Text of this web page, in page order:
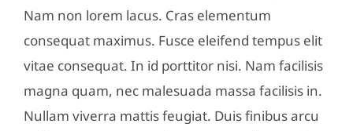
Nam non lorem lacus. Cras elementum
consequat maximus. Fusce eleifend tempus elit
vitae consequat. In id porttitor nisi. Nam facilisis
magna quam, nec malesuada massa facilisis in.
Nullam viverra mattis feugiat. Duis finibus arcu